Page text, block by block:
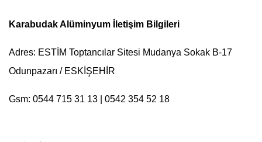
Karabudak Alüminyum İletişim Bilgileri
Adres: ESTİM Toptancılar Sitesi Mudanya Sokak B-17
Odunpazarı / ESKİŞEHİR
Gsm: 0544 715 31 13 | 0542 354 52 18